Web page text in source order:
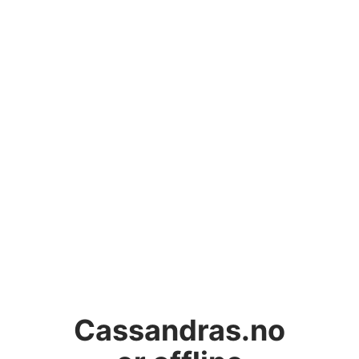
Cassandras.no